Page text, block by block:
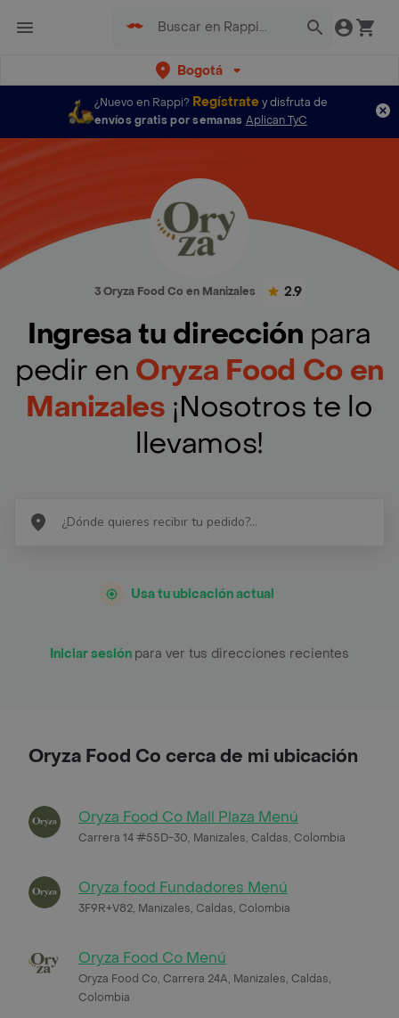
Bogotá
¿Nuevo en Rappi? Regístratey disfruta de
envíos gratis por semanas Aplican TyC
3 Oryza Food Co en Manizales 2.9
Ingresa tu dirección para
pedir en Oryza Food Co en
Manizales ¡Nosotros te lo
llevamos!
Usa tu ubicación actual
Iniciar sesión para ver tus direcciones recientes
Oryza Food Co cerca de mi ubicación
Oryza Food Co Mall Plaza Menú
Carrera 14 #55D-30, Manizales, Caldas, Colombia
Oryza food Fundadores Menú
3F9R+V82, Manizales, Caldas, Colombia
Oryza Food Co Menú
Oryza Food Co, Carrera 24A, Manizales, Caldas,
Colombia